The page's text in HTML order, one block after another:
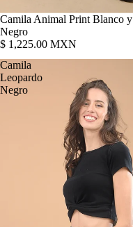
Camila Animal Print Blanco y
Negro
$ 1,225.00 MXN
Camila
Leopardo
Negro